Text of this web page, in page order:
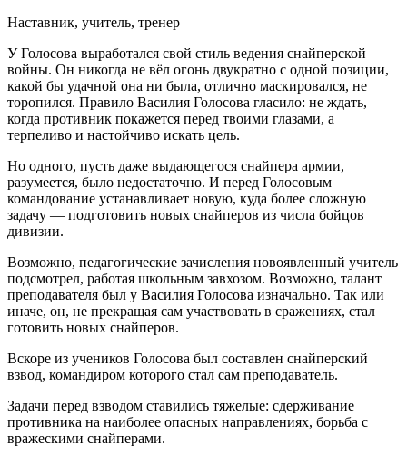
Наставник, учитель, тренер
У Голосова выработался свой стиль ведения снайперской
войны. Он никогда не вёл огонь двукратно с одной позиции,
какой бы удачной она ни была, отлично маскировался, не
торопился. Правило Василия Голосова гласило: не ждать,
когда противник покажется перед твоими глазами, а
терпеливо и настойчиво искать цель.
Но одного, пусть даже выдающегося снайпера армии,
разумеется, было недостаточно. И перед Голосовым
командование устанавливает новую, куда более сложную
задачу — подготовить новых снайперов из числа бойцов
дивизии.
Возможно, педагогические зачисления новоявленный учитель
подсмотрел, работая школьным завхозом. Возможно, талант
преподавателя был у Василия Голосова изначально. Так или
иначе, он, не прекращая сам участвовать в сражениях, стал
готовить новых снайперов.
Вскоре из учеников Голосова был составлен снайперский
взвод, командиром которого стал сам преподаватель.
Задачи перед взводом ставились тяжелые: сдерживание
противника на наиболее опасных направлениях, борьба с
вражескими снайперами.